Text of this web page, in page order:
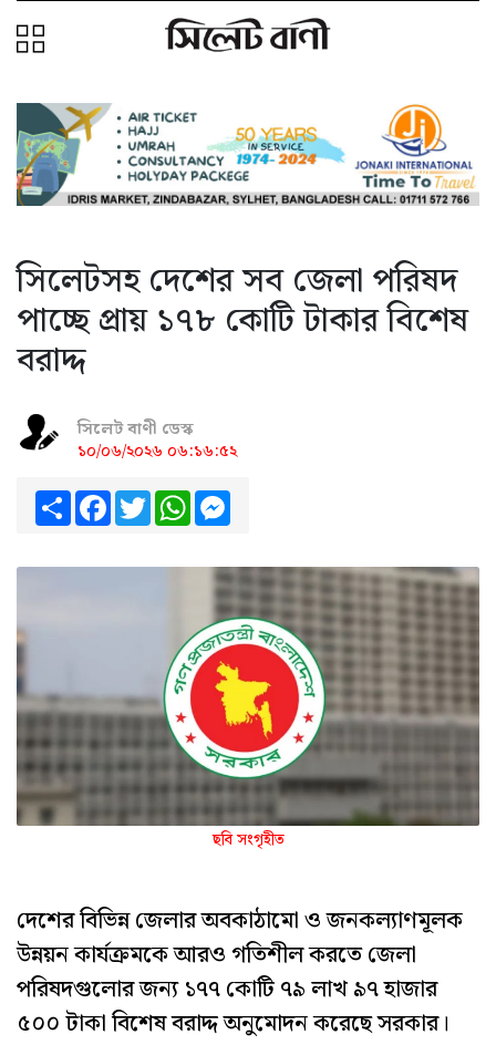
সিলেটসহ দেশের সব জেলা পরিষদ
পাচ্ছে প্রায় ১৭৮ কোটি টাকার বিশেষ
বরাদ্দ
সিলেট বাণী ডেস্ক
১০/০৬/২০২৬ ০৬:১৬:৫২
ShareFacebook
TwitterWhatsApp
ছবি সংগৃহীত
দেশের বিভিন্ন জেলার অবকাঠামো ও জনকল্যাণমূলক
উন্নয়ন কার্যক্রমকে আরও গতিশীল করতে জেলা
পরিষদগুলোর জন্য ১৭৭ কোটি ৭৯ লাখ ৯৭ হাজার
৫০০ টাকা বিশেষ বরাদ্দ অনুমোদন করেছে সরকার।